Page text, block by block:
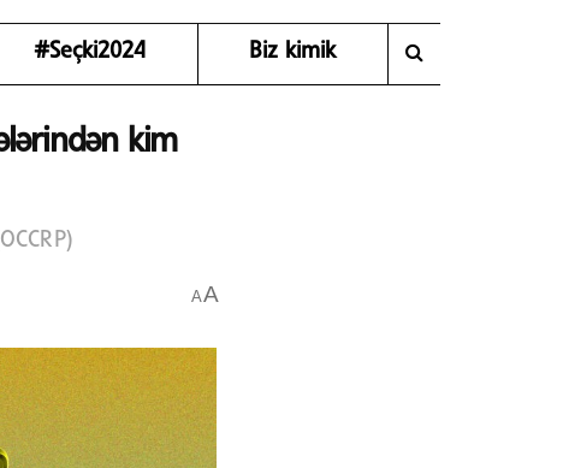
#Seçki2024 Biz kimik
kim
AA